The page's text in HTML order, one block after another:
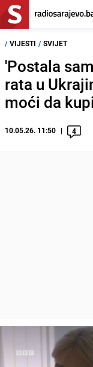
/ VIJESTI / SVIJET
'Postala
rata u
moći da
10.05.26. 11:50 4